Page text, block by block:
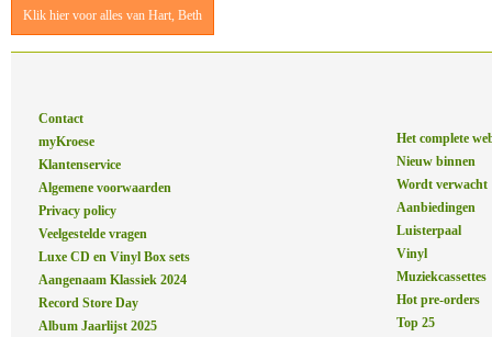
Klik hier voor alles van Hart, Beth
Contact
myKroese
Klantenservice
Algemene voorwaarden
Privacy policy
Veelgestelde vragen
Luxe CD en Vinyl Box sets
Aangenaam Klassiek 2024
Record Store Day
Album Jaarlijst 2025
Het complete
Nieuw binnen
Wordt verwacht
Aanbiedingen
Luisterpaal
Vinyl
Muziekcassettes
Hot pre-orders
Top 25